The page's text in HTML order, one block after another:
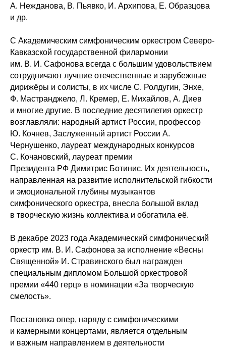
А. Нежданова, В. Пьявко, И. Архипова, Е. Образцова
и др.
С Академическим симфоническим оркестром Северо-
Кавказской государственной филармонии
им. В. И. Сафонова всегда с большим удовольствием
сотрудничают лучшие отечественные и зарубежные
дирижёры и солисты, в их числе С. Ролдугин, Энхе,
Ф. Мастранджело, Л. Кремер, Е. Михайлов, А. Диев
и многие другие. В последние десятилетия оркестр
возглавляли: народный артист России, профессор
Ю. Кочнев, Заслуженный артист России А.
Чернушенко, лауреат международных конкурсов
С. Кочановский, лауреат премии
Президента РФ Димитрис Ботинис. Их деятельность,
направленная на развитие исполнительской гибкости
и эмоциональной глубины музыкантов
симфонического оркестра, внесла большой вклад
в творческую жизнь коллектива и обогатила её.
В декабре 2023 года Академический симфонический
оркестр им. В. И. Сафонова за исполнение «Весны
Священной» И. Стравинского был награжден
специальным дипломом Большой оркестровой
премии «440 герц» в номинации «За творческую
смелость».
Постановка опер, наряду с симфоническими
и камерными концертами, является отдельным
и важным направлением в деятельности